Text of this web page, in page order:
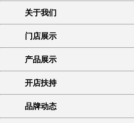
关于我们
门店展示
产品展示
开店扶持
品牌动态